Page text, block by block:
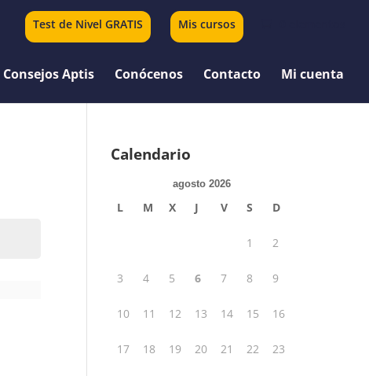
Test de Nivel GRATIS Mis cursos
Consejos Aptis Conócenos Contacto Mi cuenta
Calendario
agosto 2026
L M X J V S D
1 2
3 4 5 6 7 8 9
10 11 12 13 14 15 16
17 18 19 20 21 22 23